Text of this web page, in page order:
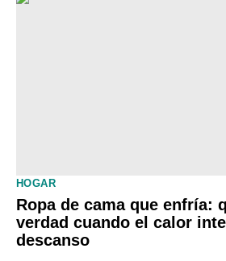
HOGAR
Ropa de cama que enfría:
verdad cuando el calor
descanso